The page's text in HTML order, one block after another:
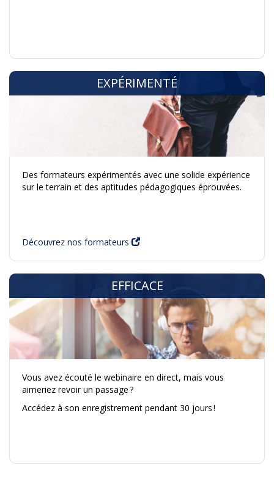
EXPÉRIMENTÉ
Des formateurs expérimentés avec une solide expérience
sur le terrain et des aptitudes pédagogiques éprouvées.
Découvrez nos formateurs
EFFICACE
Vous avez écouté le webinaire en direct, mais vous
aimeriez revoir un passage ?
Accédez à son enregistrement pendant 30 jours !